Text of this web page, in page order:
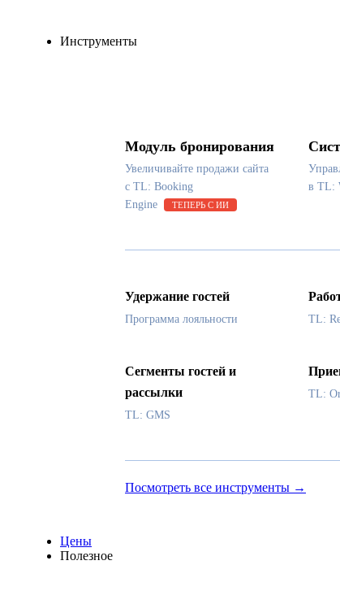
Инструменты
Модуль бронирования
Увеличивайте продажи сайта
с TL: Booking
Engine
ТЕПЕРЬ С ИИ
в TL:
Удержание гостей
Программа лояльности TL:
Сегменты гостей и
рассылки
TL: GMS
TL:
Посмотреть все инструменты →
Цены
Полезное